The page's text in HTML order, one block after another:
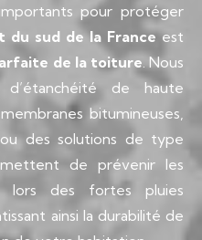
pour protéger
du sud de la Franceest
de la toiture . Nous
d’étanchéité de haute
bitumineuses,
des solutions de type
de prévenir les
lors des fortes pluies
ainsi la durabilité de